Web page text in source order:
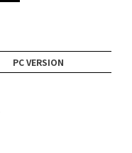
PC VERSION